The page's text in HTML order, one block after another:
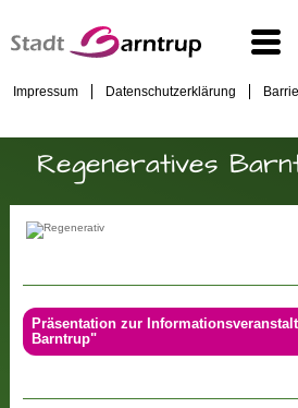
Impressum Datenschutzerklärung
Regeneratives
Präsentation zur
Barntrup"